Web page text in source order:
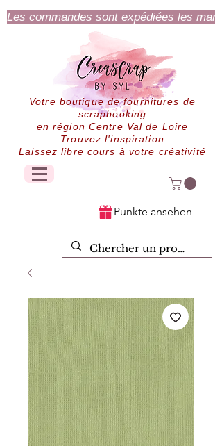
Les commandes sont expédiées les
Votre boutique de fournitures de
scrapbooking
en région Centre Val de Loire
Trouvez l'inspiration
Laissez libre cours à votre créativité
Punkte ansehen